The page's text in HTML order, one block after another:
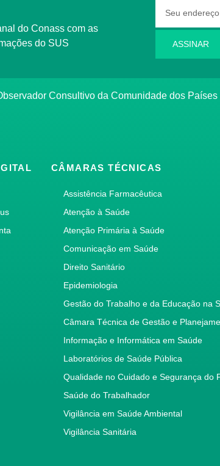
do SUS
ASSINAR
Observador Consultivo da Comunidade dos
CÂMARAS TÉCNICAS
Assistência Farmacêutica
Atenção à Saúde
Atenção Primária à Saúde
Comunicação em Saúde
Direito Sanitário
Epidemiologia
Gestão do Trabalho e da Educação na
Câmara Técnica de Gestão e
Informação e Informática em Saúde
Laboratórios de Saúde Pública
Qualidade no Cuidado e Segurança do
Saúde do Trabalhador
Vigilância em Saúde Ambiental
Vigilância Sanitária